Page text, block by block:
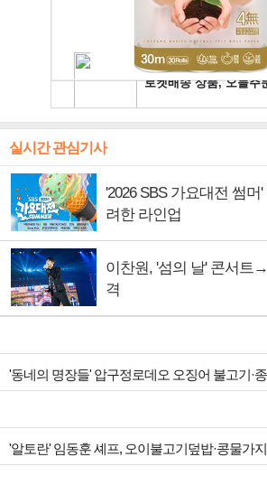
실시간 관심기사
'2026 SBS 가요대전 썸
려한 라인업
이찬원, '섬의 날' 콘서트
격
'알토란' 임동훈 셰프, 오이불고기덮밥·콩물가